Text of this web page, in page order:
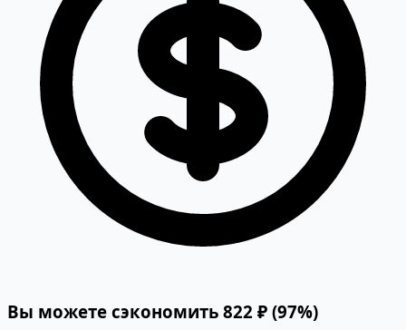
Вы можете сэкономить 822 ₽ (97%)